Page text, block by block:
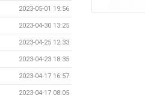
2023-05-01 19:56
2023-04-30 13:25
2023-04-25 12:33
2023-04-23 18:35
2023-04-17 16:57
2023-04-17 08:05